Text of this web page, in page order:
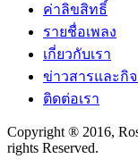
ค่าลิขสิทธิ์
รายชื่อเพลง
เกี่ยวกับเรา
ข่าวสารและกิ
ติดต่อเรา
Copyright ® 2016,
rights Reserved.